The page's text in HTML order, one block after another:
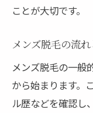
ことが大切です。
メンズ脱毛の流
メンズ脱毛の一般
から始まります。
ル歴などを確認し